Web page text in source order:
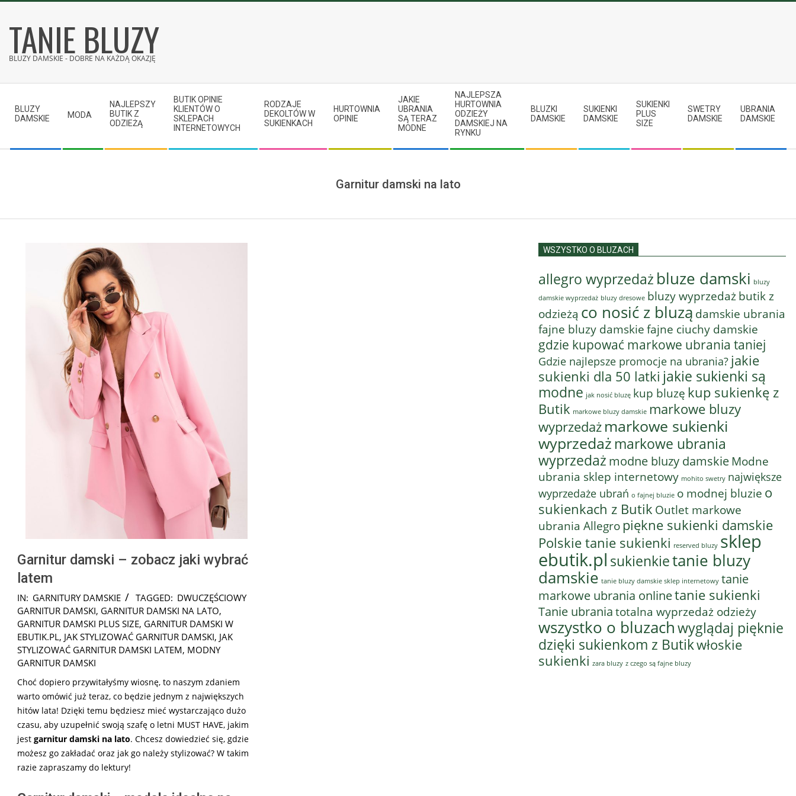
content
TANIE BLUZY
BLUZY DAMSKIE - DOBRE NA KAŻDĄ OKAZJĘ
Navigation
Menu
BLUZY
DAMSKIE
MODA
NAJLEPSZY
BUTIK Z
ODZIEŻĄ
BUTIK OPINIE
KLIENTÓW O
SKLEPACH
INTERNETOWYCH
RODZAJE
DEKOLTÓW W
SUKIENKACH
HURTOWNIA
OPINIE
JAKIE
UBRANIA
SĄ TERAZ
MODNE
NAJLEPSZA
HURTOWNIA
ODZIEŻY
DAMSKIEJ NA
RYNKU
BLUZKI
DAMSKIE
SUKIENKI
DAMSKIE
SUKIENKI
PLUS
SIZE
SWETRY
DAMSKIE
UBRANIA
DAMSKIE
Garnitur damski na lato
Garnitur damski – zobacz jaki wybrać
latem
2026-
05-
14
IN: GARNITURY DAMSKIE TAGGED: DWUCZĘŚCIOWY
GARNITUR DAMSKI, GARNITUR DAMSKI NA LATO,
GARNITUR DAMSKI PLUS SIZE, GARNITUR DAMSKI W
EBUTIK.PL, JAK STYLIZOWAĆ GARNITUR DAMSKI, JAK
STYLIZOWAĆ GARNITUR DAMSKI LATEM, MODNY
GARNITUR DAMSKI
Choć dopiero przywitałyśmy wiosnę, to naszym zdaniem
warto omówić już teraz, co będzie jednym z największych
hitów lata! Dzięki temu będziesz mieć wystarczająco dużo
czasu, aby uzupełnić swoją szafę o letni MUST HAVE, jakim
jest garnitur damski na lato. Chcesz dowiedzieć się, gdzie
możesz go zakładać oraz jak go należy stylizować? W takim
razie zapraszamy do lektury!
WSZYSTKO O BLUZACH
allegro wyprzedaż bluze damski bluzy
damskie wyprzedaż bluzy dresowe bluzy wyprzedaż butik z
odzieżą co nosić z bluzą damskie ubrania
fajne bluzy damskiefajne ciuchy damskie
gdzie kupować markowe ubrania taniej
Gdzie najlepsze promocje na ubrania? jakie
sukienki dla 50 latki jakie sukienki są
modne jak nosić bluzę kup bluzę kup sukienkę z
Butik markowe bluzy damskie markowe bluzy
wyprzedaż markowe sukienki
wyprzedaż markowe ubrania
wyprzedaż modne bluzy damskie Modne
ubrania sklep internetowy mohito swetry największe
wyprzedaże ubrań o fajnej bluzie o modnej bluzie o
sukienkach z Butik Outlet markowe
ubrania Allegropiękne sukienki damskie
Polskie tanie sukienki reserved bluzy sklep
ebutik.pl sukienkietanie bluzy
damskie tanie bluzy damskie sklep internetowy tanie
markowe ubrania onlinetanie sukienki
Tanie ubrania totalna wyprzedaż odzieży
wszystko o bluzachwyglądaj pięknie
dzięki sukienkom z Butikwłoskie
sukienki zara bluzy z czego są fajne bluzy